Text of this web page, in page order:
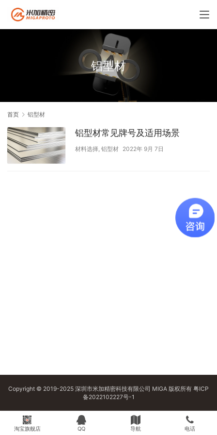
铝型材
首页 铝型材
铝型材常见牌号及适用场景
材料选择, 铝型材 2022年 9月 7日
Copyright © 2019-2025 深圳市米加精密科技有限公司 MIGA 版权所有 粤ICP
备2022102227号-1
淘宝旗舰店 QQ 导航 电话